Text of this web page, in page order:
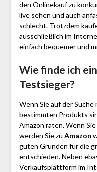
den Onlinekauf zu
live sehen und auch
schlecht. Trotzdem
ausschließlich im
einfach bequemer und
Wie finde ich
Testsieger?
Wenn Sie auf der Suche
bestimmten Produkts
Amazon raten. Wenn
werden Sie zu Amazon
guten Gründen für die
entschieden. Neben
Verkaufsplattform im